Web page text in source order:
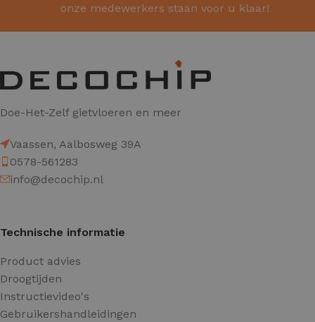
onze medewerkers staan voor u klaar!
Doe-Het-Zelf gietvloeren en meer
Vaassen, Aalbosweg 39A
0578-561283
info@decochip.nl
Technische informatie
Product advies
Droogtijden
Instructievideo's
Gebruikershandleidingen